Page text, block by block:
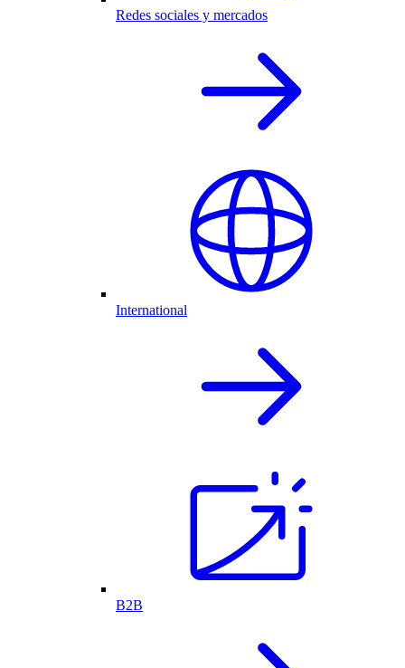
Redes sociales y mercados
International
B2B